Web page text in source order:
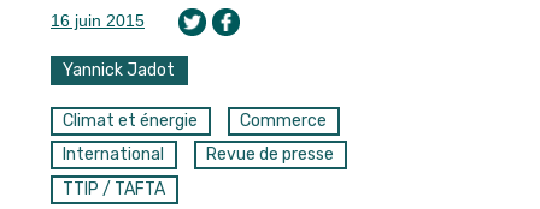
16 juin 2015
Yannick Jadot
Climat et énergie
Commerce
International
Revue de presse
TTIP / TAFTA